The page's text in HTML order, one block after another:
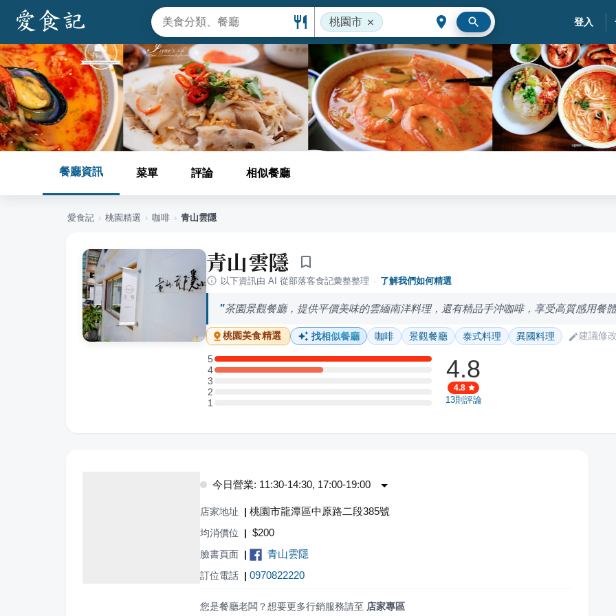
桃園市 登入
餐廳資訊 菜單 評論 相似餐廳
愛食記 › 桃園精選 › 咖啡 › 青山雲隱
青山雲隱
以下資訊由 AI 從部落客食記彙整整理 · 了解我們如何精選
茶園景觀餐廳，提供平價美味的雲緬南洋料理，還有精品手沖咖啡，享受高質感用餐體
桃園美食精選 找相似餐廳 咖啡 景觀餐廳 泰式料理 異國料理 建議修改
5
5 星：2 則評論
4
4 星：1 則評論
3
3 星：0 則評論
2
2 星：0 則評論
11 星：0 則評論
4.8
4.8
13則評論
今日營業: 11:30-14:30, 17:00-19:00
店家地址 | 桃園市龍潭區中原路二段385號
均消價位 | $200
臉書頁面 | 青山雲隱
訂位電話 | 0970822220
您是餐廳老闆？想要更多行銷服務請至 店家專區